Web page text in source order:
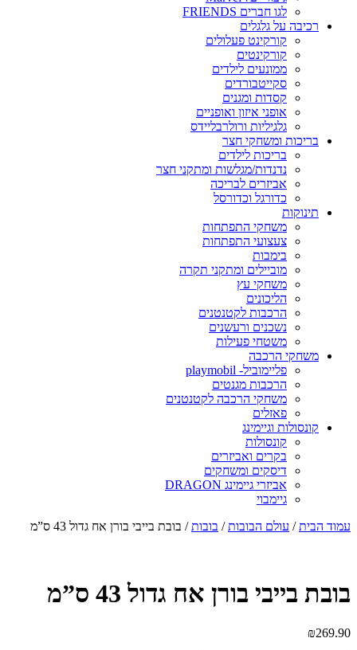
לגו חברים FRIENDS
רכיבה על גלגלים
קורקינט פעלולים
קורקינטים
ממונעים לילדים
סקייטבורדים
קסדות ומגנים
אופני איזון ואופניים
גלגיליות ורולרבליידס
בריכות ומשחקי חצר
בריכות לילדים
נדנדות/מגלשות ומתקני חצר
אביזרים לבריכה
כדורגל וכדורסל
תינוקות
משחקי התפתחות
צעצועי התפתחות
בימבות
מוביילים ומתקני תקרה
משחקי עץ
הליכונים
הרכבות לקטנטנים
נשכנים ורעשנים
משטחי פעילות
משחקי הרכבה
פליימוביל- playmobil
הרכבות מגנטים
משחקי הרכבה לקטנטנים
פאזלים
קונסולות וגיימינג
קונסולות
בקרים ואביזרים
דיסקים ומשחקים
אביזרי גיימינג DRAGON
גיימבוי
הבית/עולם הבובות/בובות/ בובת בייבי בורן אח גדול 43 ס”מ
בייבי בורן אח גדול 43 ס”מ
₪